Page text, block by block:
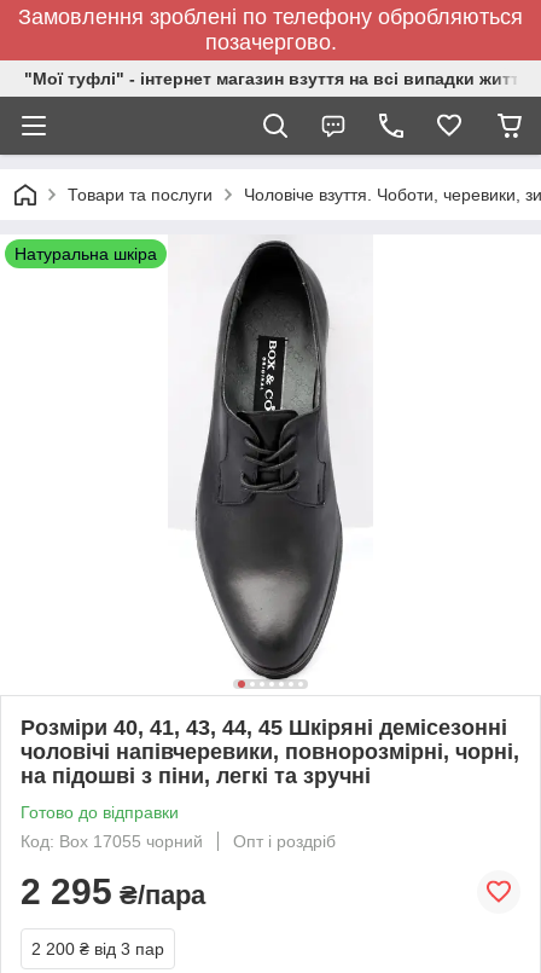
Замовлення зроблені по телефону обробляються
позачергово.
"Мої туфлі" - інтернет магазин взуття на всі випадки життя.
Товари та послуги Чоловіче взуття. Чоботи, черевики,
Натуральна шкіра
Розміри 40, 41, 43, 44, 45 Шкіряні демісезонні
чоловічі напівчеревики, повнорозмірні, чорні,
на підошві з піни, легкі та зручні
Готово до відправки
Код: Box 17055 чорний
Опт і роздріб
2 295 ₴/пара
2 200 ₴ від 3 пар